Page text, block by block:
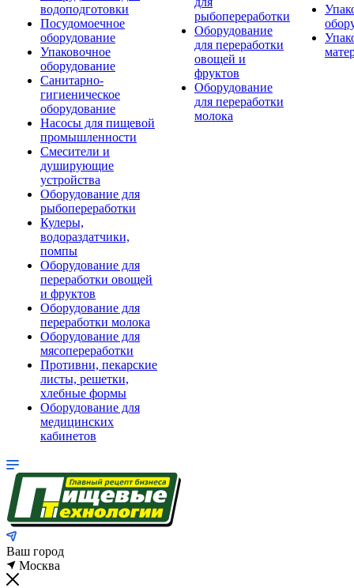
водоподготовки
Посудомоечное
оборудование
Упаковочное
оборудование
Санитарно-
гигиеническое
оборудование
Насосы для пищевой
промышленности
Смесители и
душирующие
устройства
Оборудование для
рыбопереработки
Кулеры,
водораздатчики,
помпы
Оборудование для
переработки овощей
и фруктов
Оборудование для
переработки молока
Оборудование для
мясопереработки
Противни, пекарские
листы, решетки,
хлебные формы
Оборудование для
медицинских
кабинетов
рыбопереработки
Оборудование
для переработки
овощей и
фруктов
Оборудование
для переработки
молока
Ваш город
Москва